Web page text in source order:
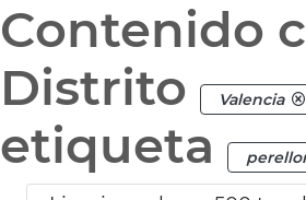
Contenido
Distrito
Valencia
etiqueta